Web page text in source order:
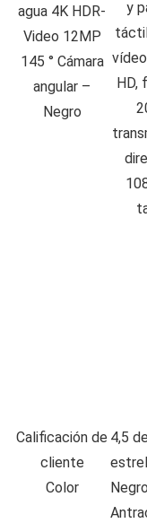
agua 4K HDR-
Video 12MP
145 ° Cámara
angular –
Negro
y
HD,
Calificación de
cliente
4,5
Color